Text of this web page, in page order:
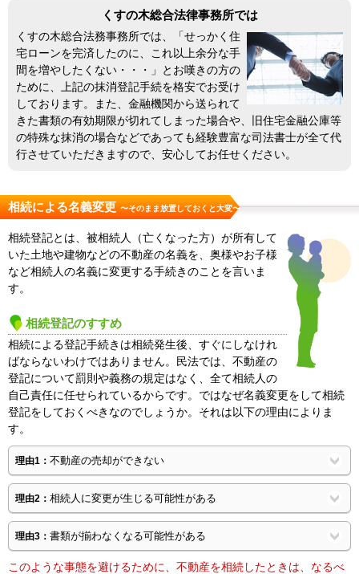
くすの木総合法律事務所では
くすの木総合法務事務所では、「せっかく住
宅ローンを完済したのに、これ以上余分な手
間を増やしたくない・・・」とお嘆きの方の
ために、上記の抹消登記手続を格安でお受け
しております。また、金融機関から送られて
きた書類の有効期限が切れてしまった場合や、旧住宅金融公庫等
の特殊な抹消の場合などであっても経験豊富な司法書士が全て代
行させていただきますので、安心してお任せください。
相続による名義変更 〜そのまま放置しておくと大変〜
相続登記とは、被相続人（亡くなった方）が所有して
いた土地や建物などの不動産の名義を、奥様やお子様
など相続人の名義に変更する手続きのことを言いま
す。
相続登記のすすめ
相続による登記手続きは相続発生後、すぐにしなけれ
ばならないわけではありません。民法では、不動産の
登記について罰則や義務の規定はなく、全て相続人の
自己責任に任せられているからです。ではなぜ名義変更をして相続
登記をしておくべきなのでしょうか。それは以下の理由によりま
す。
理由1： 不動産の売却ができない
理由2： 相続人に変更が生じる可能性がある
理由3： 書類が揃わなくなる可能性がある
このような事態を避けるために、不動産を相続したときは、なるべ